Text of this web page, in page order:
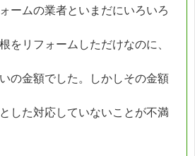
ームの業者といまだにいろいろ
をリフォームしただけなのに、
の金額でした。しかしその金額
した対応していないことが不満